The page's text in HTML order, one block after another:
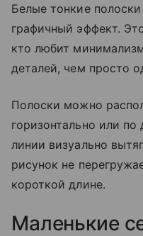
Белые тонкие
графичный эффект.
кто любит
деталей, чем просто
Полоски можно
горизонтально или по
линии визуально
рисунок не
короткой длине.
Маленькие